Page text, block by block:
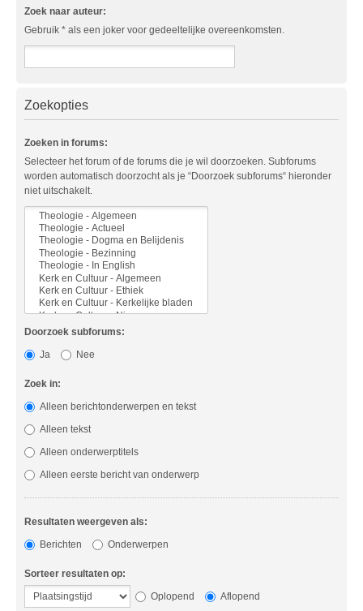
Zoek naar auteur:
Gebruik * als een joker voor gedeeltelijke overeenkomsten.
Zoekopties
Zoeken in forums:
Selecteer het forum of de forums die je wil doorzoeken. Subforums
worden automatisch doorzocht als je “Doorzoek subforums“ hieronder
niet uitschakelt.
Doorzoek subforums:
Ja
Nee
Zoek in:
Alleen berichtonderwerpen en tekst
Alleen tekst
Alleen onderwerptitels
Alleen eerste bericht van onderwerp
Resultaten weergeven als:
Berichten
Onderwerpen
Sorteer resultaten op:
Oplopend
Aflopend